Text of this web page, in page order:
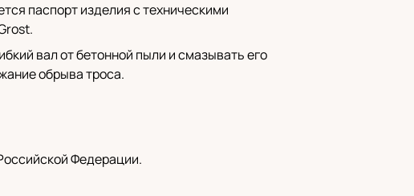
паспорт изделия с техническими
вал от бетонной пыли и смазывать его
обрыва троса.
Федерации.